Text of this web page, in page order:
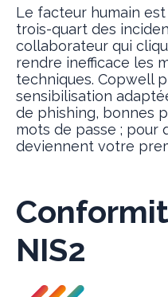
Le facteur humain
trois-quart des
collaborateur qui
rendre inefficace les
techniques. Copwell
sensibilisation
de phishing, bonnes
mots de passe ; pour
deviennent votre
NIS2